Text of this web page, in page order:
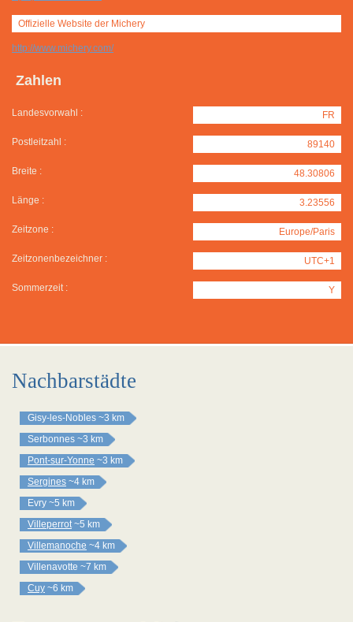
Offizielle Website der Michery
http://www.michery.com/
Zahlen
Landesvorwahl : FR
Postleitzahl : 89140
Breite : 48.30806
Länge : 3.23556
Zeitzone : Europe/Paris
Zeitzonenbezeichner : UTC+1
Sommerzeit : Y
Nachbarstädte
Gisy-les-Nobles ~3 km
Serbonnes ~3 km
Pont-sur-Yonne ~3 km
Sergines ~4 km
Evry ~5 km
Villeperrot ~5 km
Villemanoche ~4 km
Villenavotte ~7 km
Cuy ~6 km